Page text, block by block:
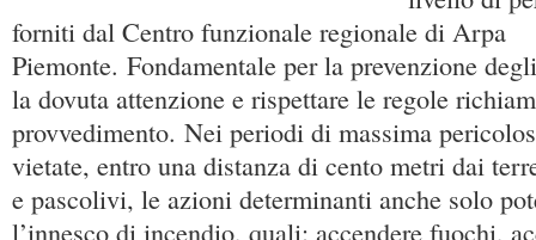
forniti dal Centro funzionale regionale di Arpa
Piemonte. Fondamentale per la prevenzione
la dovuta attenzione e rispettare le regole
provvedimento. Nei periodi di massima
vietate, entro una distanza di cento metri dai
e pascolivi, le azioni determinanti anche solo
l’innesco di incendio, quali: accendere fuochi,